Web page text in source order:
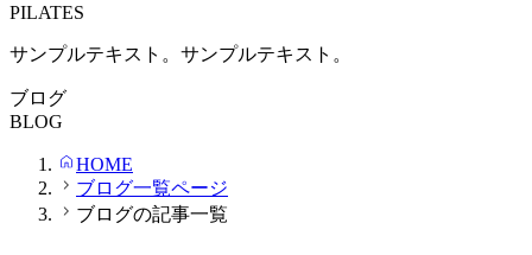
PILATES
サンプルテキスト。サンプルテキスト。
ブログ
BLOG
HOME
ブログ一覧ページ
ブログの記事一覧